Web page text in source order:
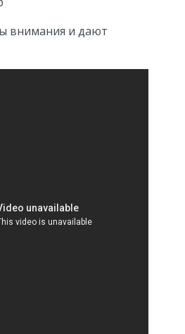
внимания и дают